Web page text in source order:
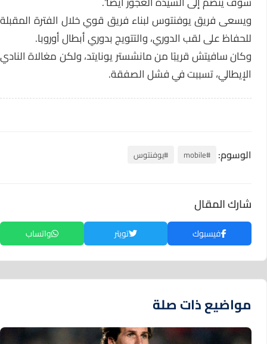
ويسعى فريق يوفنتوس لبناء فريق قوي خلال الفترة المقبلة
للحفاظ على لقب الدوري، والتتويج بدوري أبطال أوروبا.
وكان سافيتش قريبًا من مانشستر يونايتد، ولكن مغالاة النادي
الإيطالي، تسببت في فشل الصفقة.
الوسوم: #mobile #يوفنتوس
شارك المقال
فيسبوك تويتر واتساب
مواضيع ذات صلة